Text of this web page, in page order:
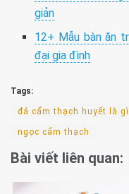
giản
12+ Mẫu bàn ăn
đại gia đình
Tags:
đá cẩm thạch huyết là gì
ngọc cẩm thạch
Bài viết liên quan: